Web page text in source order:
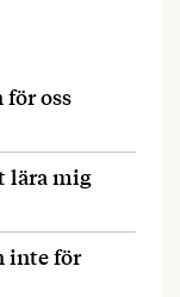
oss
lära mig
inte för